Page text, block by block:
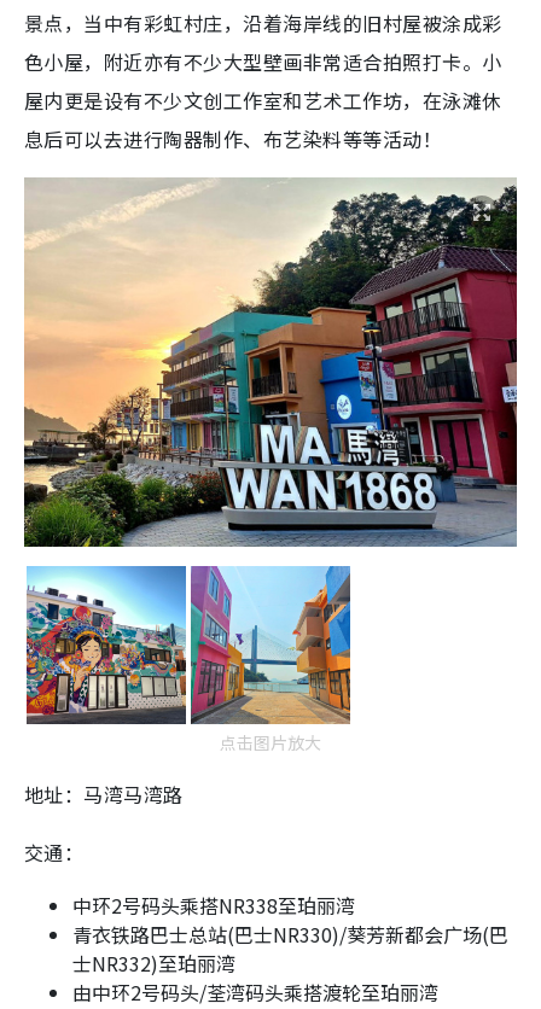
景点，当中有彩虹村庄，沿着海岸线的旧村屋被涂成彩
色小屋，附近亦有不少大型壁画非常适合拍照打卡。小
屋内更是设有不少文创工作室和艺术工作坊，在泳滩休
息后可以去进行陶器制作、布艺染料等等活动！
点击图片放大
地址：马湾马湾路
交通：
中环2号码头乘搭NR338至珀丽湾
青衣铁路巴士总站(巴士NR330)/葵芳新都会广场(巴
士NR332)至珀丽湾
由中环2号码头/荃湾码头乘搭渡轮至珀丽湾